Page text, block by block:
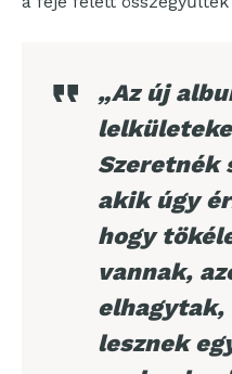
„Az új
Szeretnék
akik úgy
hogy
vannak,
elhagytak,
lesznek